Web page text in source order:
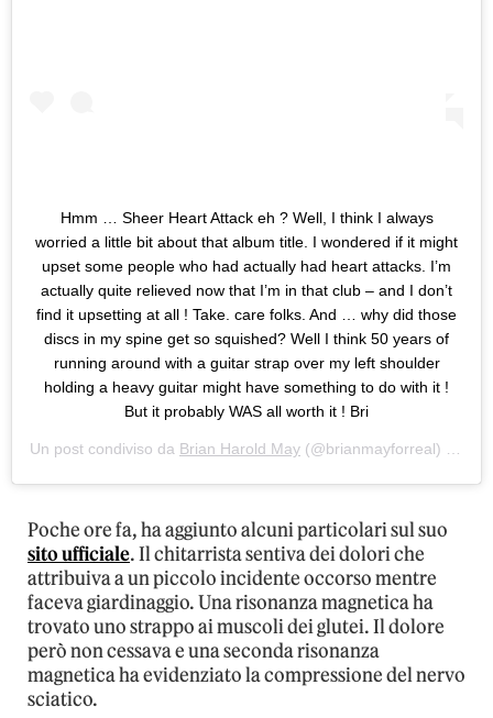
Hmm … Sheer Heart Attack eh ? Well, I think I always
worried a little bit about that album title. I wondered if it might
upset some people who had actually had heart attacks. I’m
actually quite relieved now that I’m in that club – and I don’t
find it upsetting at all ! Take. care folks. And … why did those
discs in my spine get so squished? Well I think 50 years of
running around with a guitar strap over my left shoulder
holding a heavy guitar might have something to do with it !
But it probably WAS all worth it ! Bri
Un post condiviso da Brian Harold May (@brianmayforreal) in data:
Poche ore fa, ha aggiunto alcuni particolari sul suo
sito ufficiale. Il chitarrista sentiva dei dolori che
attribuiva a un piccolo incidente occorso mentre
faceva giardinaggio. Una risonanza magnetica ha
trovato uno strappo ai muscoli dei glutei. Il dolore
però non cessava e una seconda risonanza
magnetica ha evidenziato la compressione del nervo
sciatico.